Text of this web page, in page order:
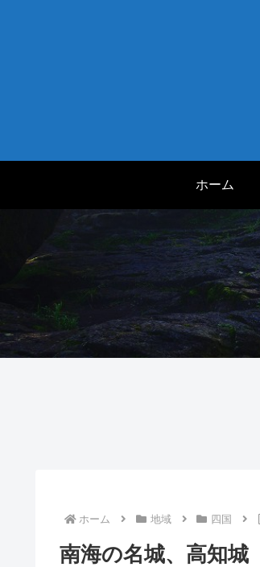
ホーム
ホーム 地域 四国
南海の名城、高知城